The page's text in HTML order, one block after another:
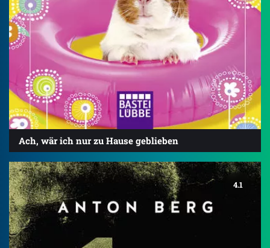
Ach, wär ich nur zu Hause geblieben
4.1